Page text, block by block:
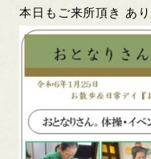
本日もご来所頂き あ